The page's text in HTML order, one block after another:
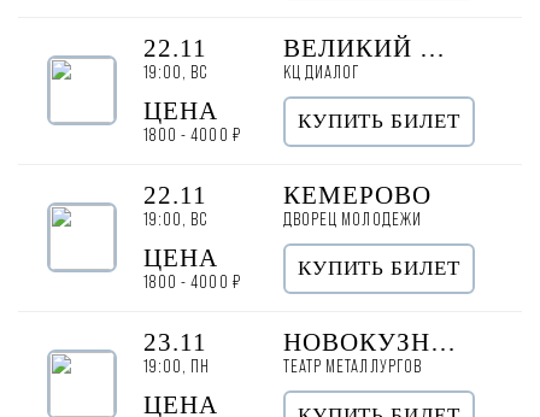
22.11
19:00, ВС
ВЕЛИКИЙ НОВГОРОД
КЦ ДИАЛОГ
ЦЕНА
1800 - 4000 ₽
КУПИТЬ БИЛЕТ
22.11
19:00, ВС
КЕМЕРОВО
ДВОРЕЦ МОЛОДЕЖИ
ЦЕНА
1800 - 4000 ₽
КУПИТЬ БИЛЕТ
23.11
19:00, ПН
НОВОКУЗНЕЦК
ТЕАТР МЕТАЛЛУРГОВ
ЦЕНА